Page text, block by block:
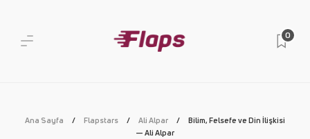
0
Ana Sayfa Flapstars Ali Alpar
Bilim, Felsefe ve Din İlişkisi
— Ali Alpar